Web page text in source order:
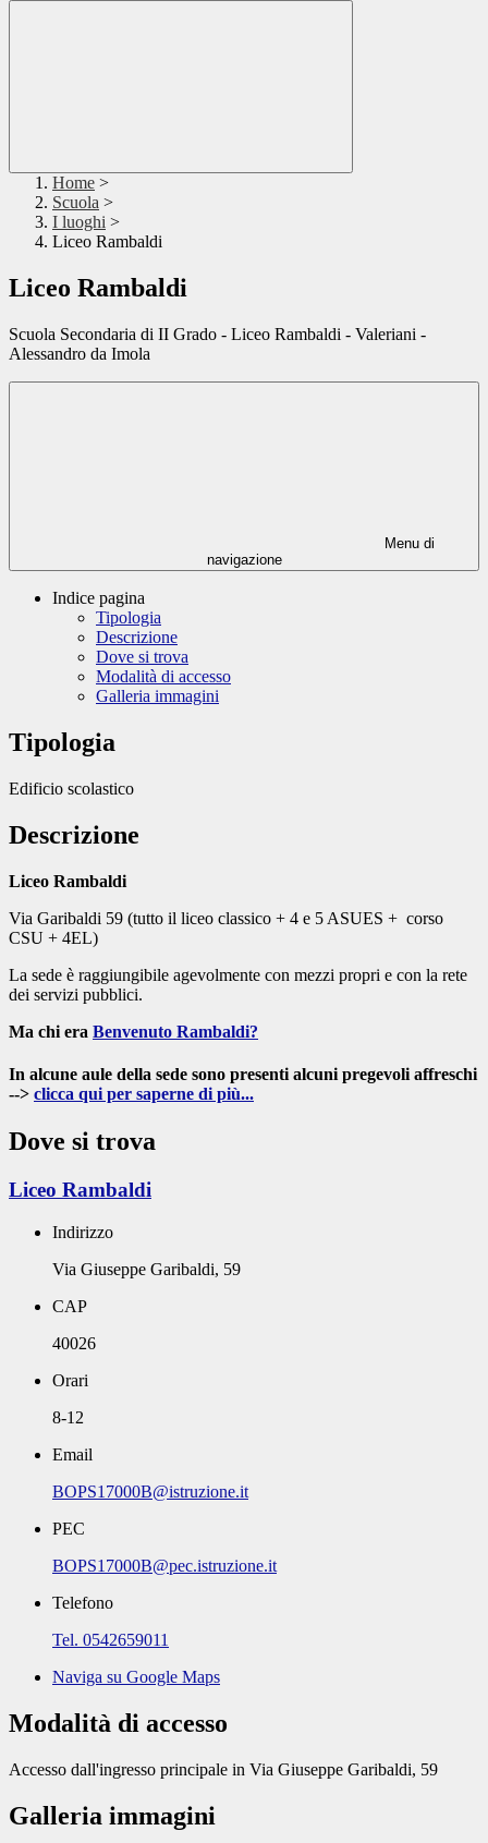
Home >
Scuola >
I luoghi >
Liceo Rambaldi
Liceo Rambaldi
Scuola Secondaria di II Grado - Liceo Rambaldi - Valeriani -
Alessandro da Imola
Menu di
navigazione
Indice pagina
Tipologia
Descrizione
Dove si trova
Modalità di accesso
Galleria immagini
Tipologia
Edificio scolastico
Descrizione
Liceo Rambaldi
Via Garibaldi 59 (tutto il liceo classico + 4 e 5 ASUES + corso
CSU + 4EL)
La sede è raggiungibile agevolmente con mezzi propri e con la rete
dei servizi pubblici.
Ma chi era Benvenuto Rambaldi?
In alcune aule della sede sono presenti alcuni pregevoli affreschi
--> clicca qui per saperne di più...
Dove si trova
Liceo Rambaldi
Indirizzo
Via Giuseppe Garibaldi, 59
CAP
40026
Orari
8-12
Email
BOPS17000B@istruzione.it
PEC
BOPS17000B@pec.istruzione.it
Telefono
Tel. 0542659011
Naviga su Google Maps
Modalità di accesso
Accesso dall'ingresso principale in Via Giuseppe Garibaldi, 59
Galleria immagini